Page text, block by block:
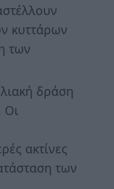
κυττάρων
των
δράση
Οι
ακτίνες
των